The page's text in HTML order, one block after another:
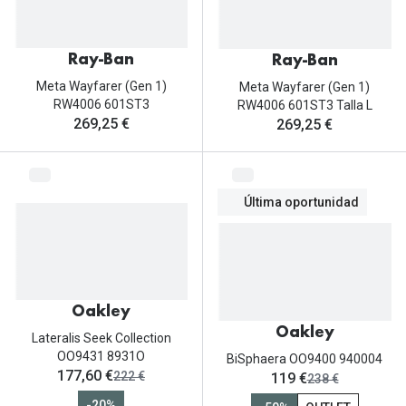
Marcas
Oakley
Vogue
Lentillas
Ray-Ban
Meta Wayfarer (Gen 1)
RW4006 601ST3
269,25 €
Ray-Ban
Meta Wayfarer (Gen 1)
RW4006 601ST3 Talla L
269,25 €
Oakley
Lateralis Seek Collection
OO9431 8931O
ahora:
177,60 €antes:
222 €
Última oportunidad
Oakley
BiSphaera OO9400 940004
ahora:
119 €antes:
238 €